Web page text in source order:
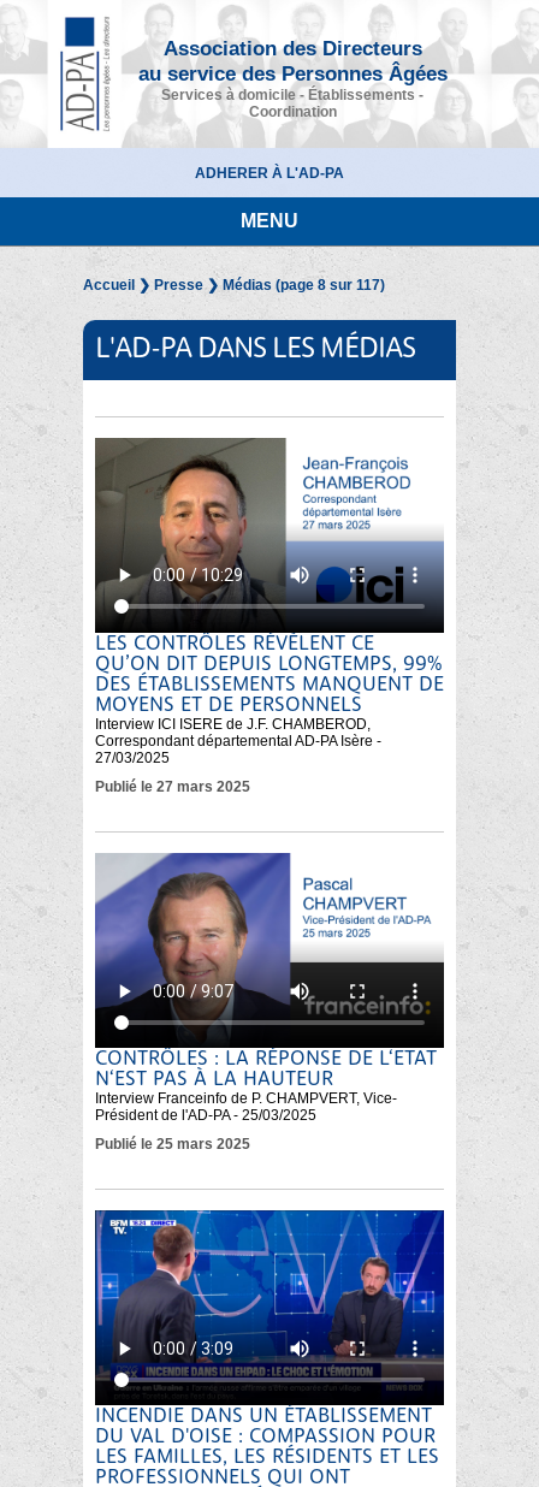
Association des Directeurs
au service des Personnes Âgées
Services à domicile - Établissements -
Coordination
ADHERER À L'AD-PA
MENU
Accueil ❯ Presse❯ Médias (page 8 sur 117)
L'AD-PA DANS LES MÉDIAS
LES CONTRÔLES RÉVÈLENT CE
QU’ON DIT DEPUIS LONGTEMPS, 99%
DES ÉTABLISSEMENTS MANQUENT DE
MOYENS ET DE PERSONNELS
Interview ICI ISERE de J.F. CHAMBEROD,
Correspondant départemental AD-PA Isère -
27/03/2025
Publié le 27 mars 2025
CONTRÔLES : LA RÉPONSE DE L‘ETAT
N‘EST PAS À LA HAUTEUR
Interview Franceinfo de P. CHAMPVERT, Vice-
Président de l'AD-PA - 25/03/2025
Publié le 25 mars 2025
INCENDIE DANS UN ÉTABLISSEMENT
DU VAL D'OISE : COMPASSION POUR
LES FAMILLES, LES RÉSIDENTS ET LES
PROFESSIONNELS QUI ONT